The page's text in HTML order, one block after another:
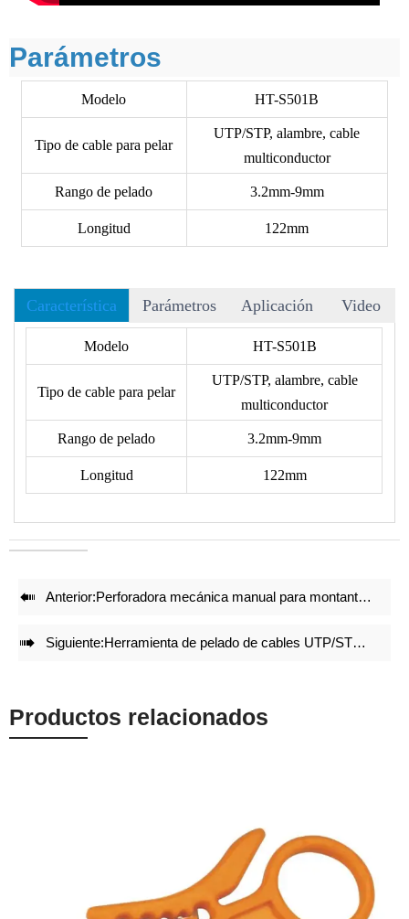
Parámetros
Modelo HT-S501B
Tipo de cable para pelar
UTP/STP, alambre, cable
multiconductor
Rango de pelado 3.2mm-9mm
Longitud 122mm
Característica Parámetros Aplicación Video
Modelo HT-S501B
Tipo de cable para pelar
UTP/STP, alambre, cable
multiconductor
Rango de pelado 3.2mm-9mm
Longitud 122mm
• La hoja SK-2 afilada para cortador y pelador puede
reemplazarse.
• El aislamiento de forma irregular puede colocarse en la guía
frontal en forma de "V" y "U", girando la herramienta 1-3
veces con el dedo índice para pelar fácilmente el aislamiento
• Con un botón ajustable adicional para adaptarse a diferentes
• Embalado con tarjeta de blíster.
 Anterior:Perforadora mecánica manual para montantes metálicos MAP-50
 Siguiente:Herramienta de pelado de cables UTP/STP HT-318M
Productos relacionados